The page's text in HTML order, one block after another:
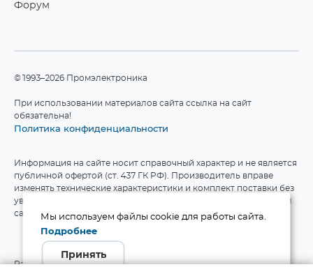
Форум
©1993–2026 Промэлектроника
При использовании материалов сайта ссылка на сайт
обязательна!
Политика конфиденциальности
Информация на сайте носит справочный характер и не является
публичной офертой (ст. 437 ГК РФ). Производитель вправе
изменять технические характеристики и комплект поставки без
уведомления. Актуальные данные приведены на официальном
сайте производителя.
Разработка сайта
Мы используем файлы cookie для работы сайта.
Подробнее
Принять